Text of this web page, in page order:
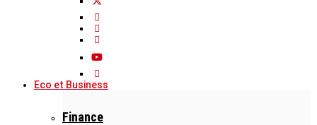
Eco et Business
Finance